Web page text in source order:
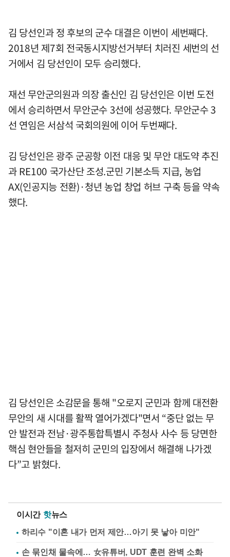
김 당선인과 정 후보의 군수 대결은 이번이 세번째다.
2018년 제7회 전국동시지방선거부터 치러진 세번의 선
거에서 김 당선인이 모두 승리했다.
재선 무안군의원과 의장 출신인 김 당선인은 이번 도전
에서 승리하면서 무안군수 3선에 성공했다. 무안군수 3
선 연임은 서삼석 국회의원에 이어 두번째다.
김 당선인은 광주 군공항 이전 대응 및 무안 대도약 추진
과 RE100 국가산단 조성.군민 기본소득 지급, 농업
AX(인공지능 전환)·청년 농업 창업 허브 구축 등을 약속
했다.
김 당선인은 소감문을 통해 "오로지 군민과 함께 대전환
무안의 새 시대를 활짝 열어가겠다"면서 “중단 없는 무
안 발전과 전남·광주통합특별시 주청사 사수 등 당면한
핵심 현안들을 철저히 군민의 입장에서 해결해 나가겠
다”고 밝혔다.
이시간 핫뉴스
하리수 "이혼 내가 먼저 제안…아기 못 낳아 미안"
손 묶인채 물속에… 女유튜버, UDT 훈련 완벽 소화